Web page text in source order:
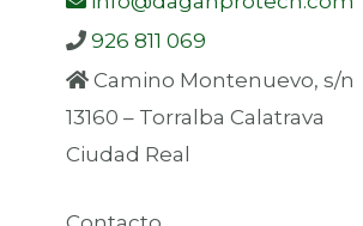
926 811 069
Camino Montenuevo, s/n
13160 – Torralba Calatrava
Ciudad Real